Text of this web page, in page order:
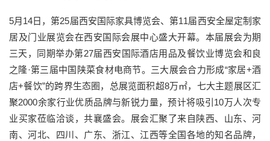
5月14日，第25届西安国际家具博览会、第11届西安全屋定制家
居及门业展览会在西安国际会展中心盛大开幕。本届展会为期
三天，同期举办第27届西安国际酒店用品及餐饮业博览会和良
之隆·第三届中国陕菜食材电商节。三大展会合力形成“家居+酒
店+餐饮”的跨界生态圈，总展览面积超8万㎡，七大主题展区汇
聚2000余家行业优质品牌与新锐力量，预计将吸引10万人次专
业买家莅临洽谈，共襄盛会。展会汇聚了来自陕西、山东、河
南、河北、四川、广东、浙江、江西等全国各地的知名品牌，